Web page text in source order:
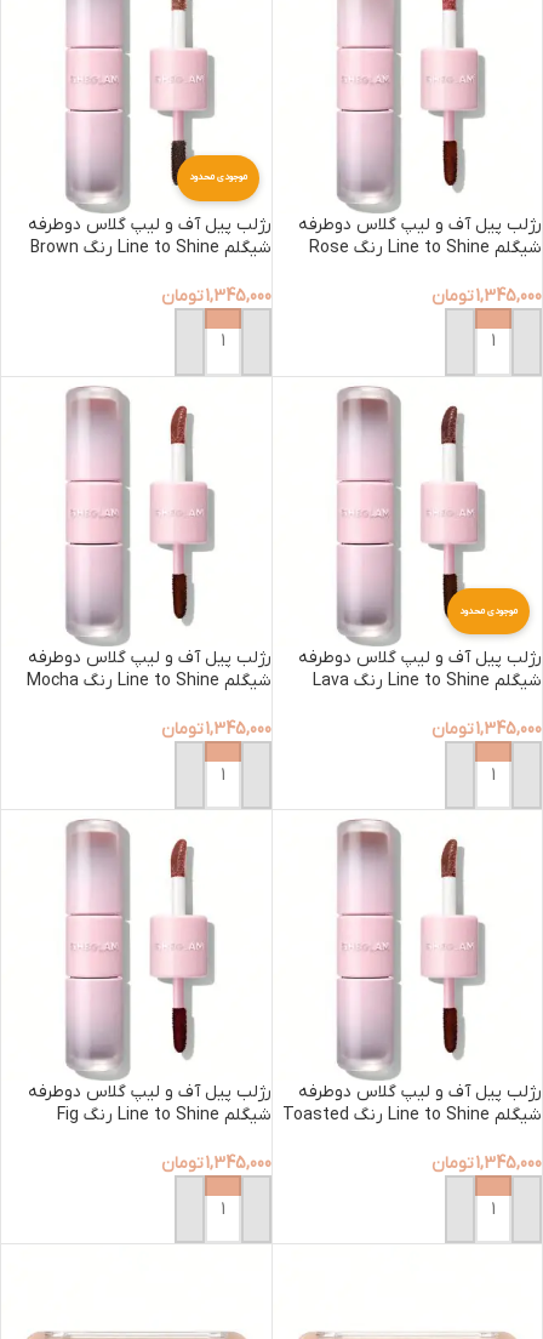
رژلب پیل آف و لیپ گلاس دوطرفه
شیگلم Line to Shine رنگ Rose
1,345,000تومان
افزودن به سبد خرید
موجودی محدود
رژلب پیل آف و لیپ گلاس دوطرفه
شیگلم Line to Shine رنگ Brown
1,345,000تومان
افزودن به سبد خرید
موجودی محدود
رژلب پیل آف و لیپ گلاس دوطرفه
شیگلم Line to Shine رنگ Lava
1,345,000تومان
افزودن به سبد خرید
رژلب پیل آف و لیپ گلاس دوطرفه
شیگلم Line to Shine رنگ Mocha
1,345,000تومان
افزودن به سبد خرید
رژلب پیل آف و لیپ گلاس دوطرفه
شیگلم Line to Shine رنگ Toasted
1,345,000تومان
افزودن به سبد خرید
رژلب پیل آف و لیپ گلاس دوطرفه
شیگلم Line to Shine رنگ Fig
1,345,000تومان
افزودن به سبد خرید